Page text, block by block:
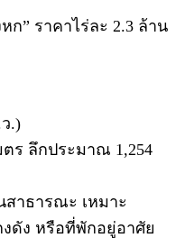
ก” ราคาไร่ละ 2.3 ล้าน
.)
ร ลึกประมาณ 1,254
าธารณะ เหมาะ
ดัง หรือที่พักอยู่อาศัย